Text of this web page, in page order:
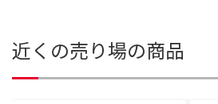
近くの売り場の商品